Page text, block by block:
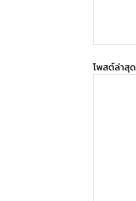
โพสต์ล่าสุด